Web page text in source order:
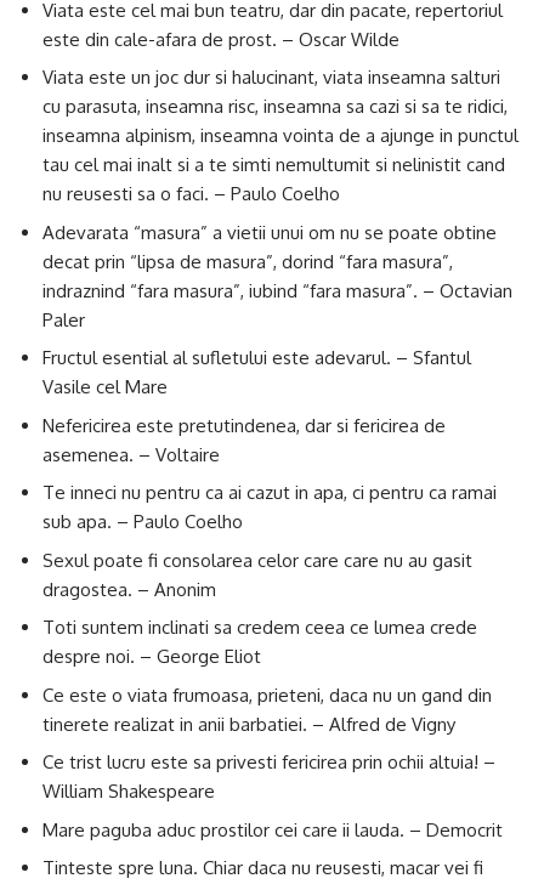
Viata este cel mai bun teatru, dar din pacate, repertoriul
este din cale-afara de prost. – Oscar Wilde
Viata este un joc dur si halucinant, viata inseamna salturi
cu parasuta, inseamna risc, inseamna sa cazi si sa te ridici,
inseamna alpinism, inseamna vointa de a ajunge in punctul
tau cel mai inalt si a te simti nemultumit si nelinistit cand
nu reusesti sa o faci. – Paulo Coelho
Adevarata “masura” a vietii unui om nu se poate obtine
decat prin “lipsa de masura”, dorind “fara masura”,
indraznind “fara masura”, iubind “fara masura”. – Octavian
Paler
Fructul esential al sufletului este adevarul. – Sfantul
Vasile cel Mare
Nefericirea este pretutindenea, dar si fericirea de
asemenea. – Voltaire
Te inneci nu pentru ca ai cazut in apa, ci pentru ca ramai
sub apa. – Paulo Coelho
Sexul poate fi consolarea celor care care nu au gasit
dragostea. – Anonim
Toti suntem inclinati sa credem ceea ce lumea crede
despre noi. – George Eliot
Ce este o viata frumoasa, prieteni, daca nu un gand din
tinerete realizat in anii barbatiei. – Alfred de Vigny
Ce trist lucru este sa privesti fericirea prin ochii altuia! –
William Shakespeare
Mare paguba aduc prostilor cei care ii lauda. – Democrit
Tinteste spre luna. Chiar daca nu reusesti, macar vei fi